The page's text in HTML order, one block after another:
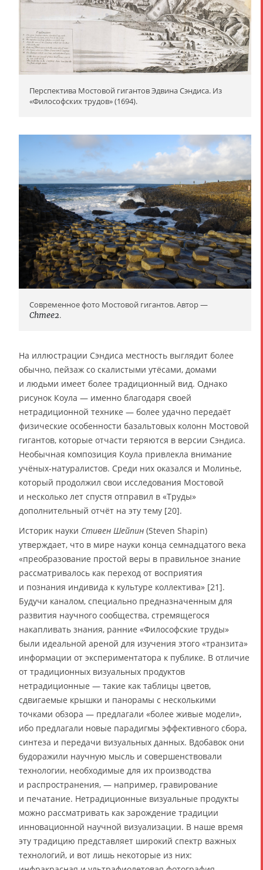
Перспектива Мостовой гигантов Эдвина Сэндиса. Из
«Философских трудов» (1694).
Современное фото Мостовой гигантов. Автор —
Chmee2.
На иллюстрации Сэндиса местность выглядит более
обычно, пейзаж со скалистыми утёсами, домами
и людьми имеет более традиционный вид. Однако
рисунок Коула — именно благодаря своей
нетрадиционной технике — более удачно передаёт
физические особенности базальтовых колонн Мостовой
гигантов, которые отчасти теряются в версии Сэндиса.
Необычная композиция Коула привлекла внимание
учёных-натуралистов. Среди них оказался и Молинье,
который продолжил свои исследования Мостовой
и несколько лет спустя отправил в «Труды»
дополнительный отчёт на эту тему [20].
Историк науки Стивен Шейпин (Steven Shapin)
утверждает, что в мире науки конца семнадцатого века
«преобразование простой веры в правильное знание
рассматривалось как переход от восприятия
и познания индивида к культуре коллектива» [21].
Будучи каналом, специально предназначенным для
развития научного сообщества, стремящегося
накапливать знания, ранние «Философские труды»
были идеальной ареной для изучения этого «транзита»
информации от экспериментатора к публике. В отличие
от традиционных визуальных продуктов
нетрадиционные — такие как таблицы цветов,
сдвигаемые крышки и панорамы с несколькими
точками обзора — предлагали «более живые модели»,
ибо предлагали новые парадигмы эффективного сбора,
синтеза и передачи визуальных данных. Вдобавок они
будоражили научную мысль и совершенствовали
технологии, необходимые для их производства
и распространения, — например, гравирование
и печатание. Нетрадиционные визуальные продукты
можно рассматривать как зарождение традиции
инновационной научной визуализации. В наше время
эту традицию представляет широкий спектр важных
технологий, и вот лишь некоторые из них: